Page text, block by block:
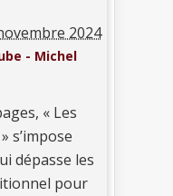
2024
- Michel
« Les
s’impose
dépasse les
pour